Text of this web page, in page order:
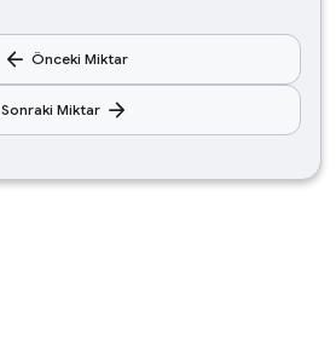
arrow_back Önceki Miktar
Sonraki Miktar arrow_forward